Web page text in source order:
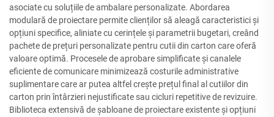
asociate cu soluțiile de ambalare personalizate. Abordarea
modulară de proiectare permite clienților să aleagă caracteristici și
opțiuni specifice, aliniate cu cerințele și parametrii bugetari, creând
pachete de prețuri personalizate pentru cutii din carton care oferă
valoare optimă. Procesele de aprobare simplificate și canalele
eficiente de comunicare minimizează costurile administrative
suplimentare care ar putea altfel crește prețul final al cutiilor din
carton prin întârzieri nejustificate sau cicluri repetitive de revizuire.
Biblioteca extensivă de șabloane de proiectare existente și opțiuni